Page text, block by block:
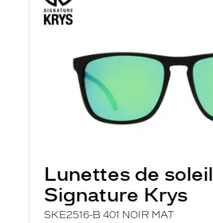
Lunettes de soleil
Signature Krys
SKE2516-B 401 NOIR MAT